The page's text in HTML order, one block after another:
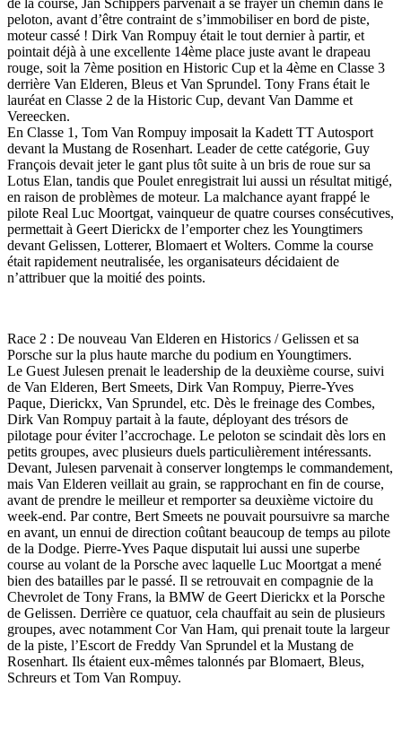
de la course, Jan Schippers parvenait à se frayer un chemin dans le
peloton, avant d’être contraint de s’immobiliser en bord de piste,
moteur cassé ! Dirk Van Rompuy était le tout dernier à partir, et
pointait déjà à une excellente 14ème place juste avant le drapeau
rouge, soit la 7ème position en Historic Cup et la 4ème en Classe 3
derrière Van Elderen, Bleus et Van Sprundel. Tony Frans était le
lauréat en Classe 2 de la Historic Cup, devant Van Damme et
Vereecken.
En Classe 1, Tom Van Rompuy imposait la Kadett TT Autosport
devant la Mustang de Rosenhart. Leader de cette catégorie, Guy
François devait jeter le gant plus tôt suite à un bris de roue sur sa
Lotus Elan, tandis que Poulet enregistrait lui aussi un résultat mitigé,
en raison de problèmes de moteur. La malchance ayant frappé le
pilote Real Luc Moortgat, vainqueur de quatre courses consécutives,
permettait à Geert Dierickx de l’emporter chez les Youngtimers
devant Gelissen, Lotterer, Blomaert et Wolters. Comme la course
était rapidement neutralisée, les organisateurs décidaient de
n’attribuer que la moitié des points.
Race 2 : De nouveau Van Elderen en Historics / Gelissen et sa
Porsche sur la plus haute marche du podium en Youngtimers.
Le Guest Julesen prenait le leadership de la deuxième course, suivi
de Van Elderen, Bert Smeets, Dirk Van Rompuy, Pierre-Yves
Paque, Dierickx, Van Sprundel, etc. Dès le freinage des Combes,
Dirk Van Rompuy partait à la faute, déployant des trésors de
pilotage pour éviter l’accrochage. Le peloton se scindait dès lors en
petits groupes, avec plusieurs duels particulièrement intéressants.
Devant, Julesen parvenait à conserver longtemps le commandement,
mais Van Elderen veillait au grain, se rapprochant en fin de course,
avant de prendre le meilleur et remporter sa deuxième victoire du
week-end. Par contre, Bert Smeets ne pouvait poursuivre sa marche
en avant, un ennui de direction coûtant beaucoup de temps au pilote
de la Dodge. Pierre-Yves Paque disputait lui aussi une superbe
course au volant de la Porsche avec laquelle Luc Moortgat a mené
bien des batailles par le passé. Il se retrouvait en compagnie de la
Chevrolet de Tony Frans, la BMW de Geert Dierickx et la Porsche
de Gelissen. Derrière ce quatuor, cela chauffait au sein de plusieurs
groupes, avec notamment Cor Van Ham, qui prenait toute la largeur
de la piste, l’Escort de Freddy Van Sprundel et la Mustang de
Rosenhart. Ils étaient eux-mêmes talonnés par Blomaert, Bleus,
Schreurs et Tom Van Rompuy.